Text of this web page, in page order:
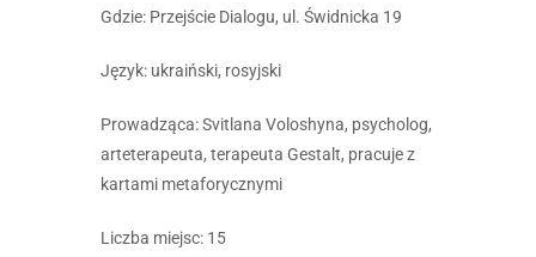
Gdzie: Przejście Dialogu, ul. Świdnicka 19
Język: ukraiński, rosyjski
Prowadząca: Svitlana Voloshyna, psycholog,
arteterapeuta, terapeuta Gestalt, pracuje z
kartami metaforycznymi
Liczba miejsc: 15